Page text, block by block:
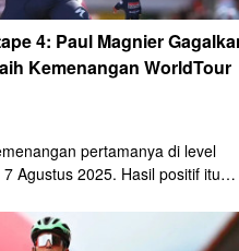
4: Paul Magnier
Kemenangan WorldTour
pertamanya di level
Agustus 2025. Hasil positif itu